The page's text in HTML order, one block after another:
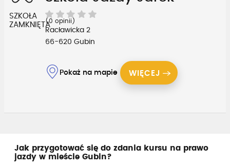
SZKOŁA
ZAMKNIĘTA(0 opinii)
Racławicka 2
66-620 Gubin
Pokaż na mapie WIĘCEJ
Jak przygotować się do zdania kursu na prawo
jazdy w mieście Gubin?